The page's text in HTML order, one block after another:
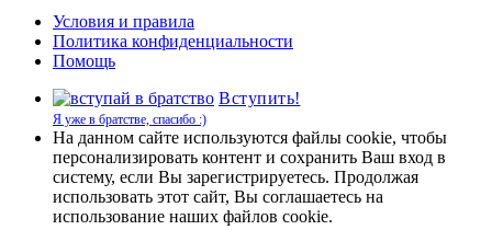
Условия и правила
Политика конфиденциальности
Помощь
Вступить!
Я уже в братстве, спасибо :)
На данном сайте используются файлы cookie, чтобы
персонализировать контент и сохранить Ваш вход в
систему, если Вы зарегистрируетесь. Продолжая
использовать этот сайт, Вы соглашаетесь на
использование наших файлов cookie.